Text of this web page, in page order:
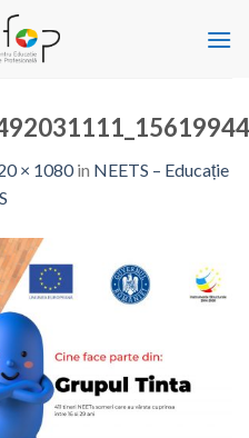
× 1080in NEETS – Educație